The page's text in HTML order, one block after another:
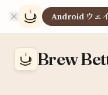
Android ウェ
Brew